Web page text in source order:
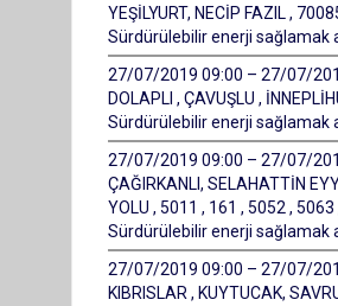
YEŞİLYURT, NECİP FAZIL ,
Sürdürülebilir enerji sağlamak
27/07/2019 09:00 – 27/07/
DOLAPLI , ÇAVUŞLU ,
Sürdürülebilir enerji sağlamak
27/07/2019 09:00 – 27/07/
ÇAĞIRKANLI, SELAHATTİN
YOLU , 5011 , 161 , 5052 ,
Sürdürülebilir enerji sağlamak
27/07/2019 09:00 – 27/07/
KIBRISLAR , KUYTUCAK,